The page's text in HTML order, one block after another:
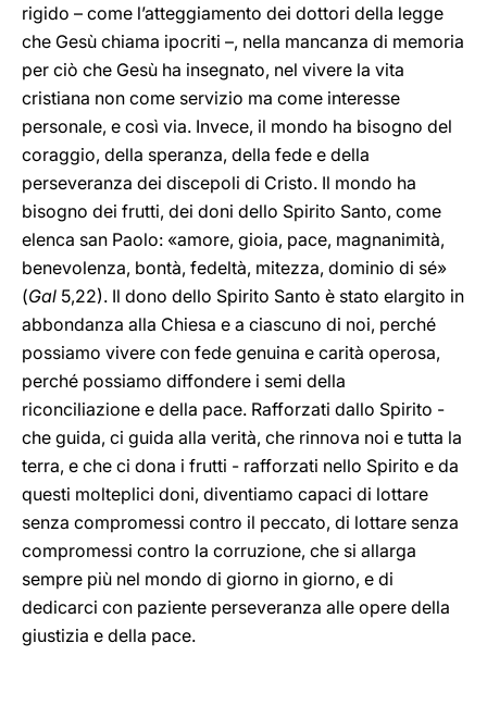
rigido – come l’atteggiamento dei dottori della legge
che Gesù chiama ipocriti –, nella mancanza di memoria
per ciò che Gesù ha insegnato, nel vivere la vita
cristiana non come servizio ma come interesse
personale, e così via. Invece, il mondo ha bisogno del
coraggio, della speranza, della fede e della
perseveranza dei discepoli di Cristo. Il mondo ha
bisogno dei frutti, dei doni dello Spirito Santo, come
elenca san Paolo: «amore, gioia, pace, magnanimità,
benevolenza, bontà, fedeltà, mitezza, dominio di sé»
(Gal 5,22). Il dono dello Spirito Santo è stato elargito in
abbondanza alla Chiesa e a ciascuno di noi, perché
possiamo vivere con fede genuina e carità operosa,
perché possiamo diffondere i semi della
riconciliazione e della pace. Rafforzati dallo Spirito -
che guida, ci guida alla verità, che rinnova noi e tutta la
terra, e che ci dona i frutti - rafforzati nello Spirito e da
questi molteplici doni, diventiamo capaci di lottare
senza compromessi contro il peccato, di lottare senza
compromessi contro la corruzione, che si allarga
sempre più nel mondo di giorno in giorno, e di
dedicarci con paziente perseveranza alle opere della
giustizia e della pace.